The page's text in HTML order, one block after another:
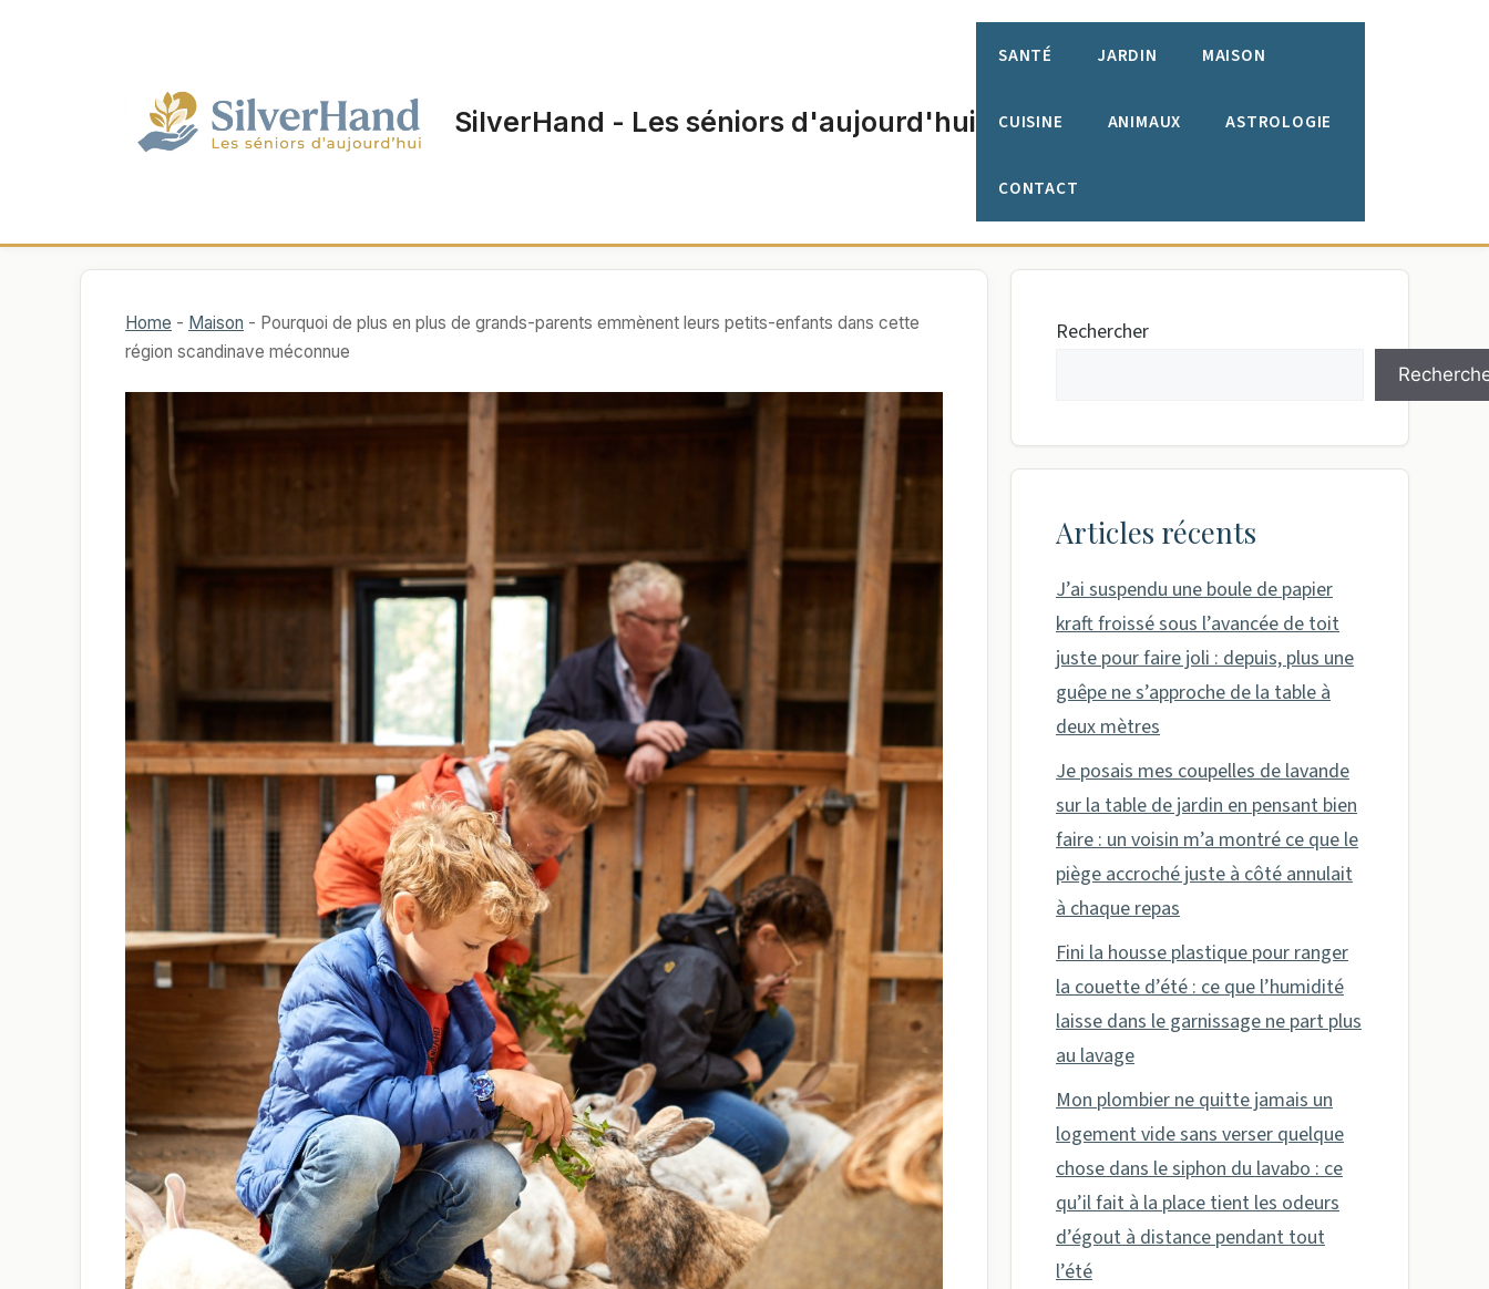
SilverHand - Les séniors d'aujourd'hui
SANTÉ JARDIN MAISON
CUISINE ANIMAUX ASTROLOGIE
CONTACT
Home - Maison - Pourquoi de plus en plus de grands-parents emmènent leurs petits-enfants dans cette
région scandinave méconnue
Rechercher
Articles récents
J’ai suspendu une boule de papier
kraft froissé sous l’avancée de toit
juste pour faire joli : depuis, plus une
guêpe ne s’approche de la table à
deux mètres
Je posais mes coupelles de lavande
sur la table de jardin en pensant bien
faire : un voisin m’a montré ce que le
piège accroché juste à côté annulait
à chaque repas
Fini la housse plastique pour ranger
la couette d’été : ce que l’humidité
laisse dans le garnissage ne part plus
au lavage
Mon plombier ne quitte jamais un
logement vide sans verser quelque
chose dans le siphon du lavabo : ce
qu’il fait à la place tient les odeurs
d’égout à distance pendant tout
l’été